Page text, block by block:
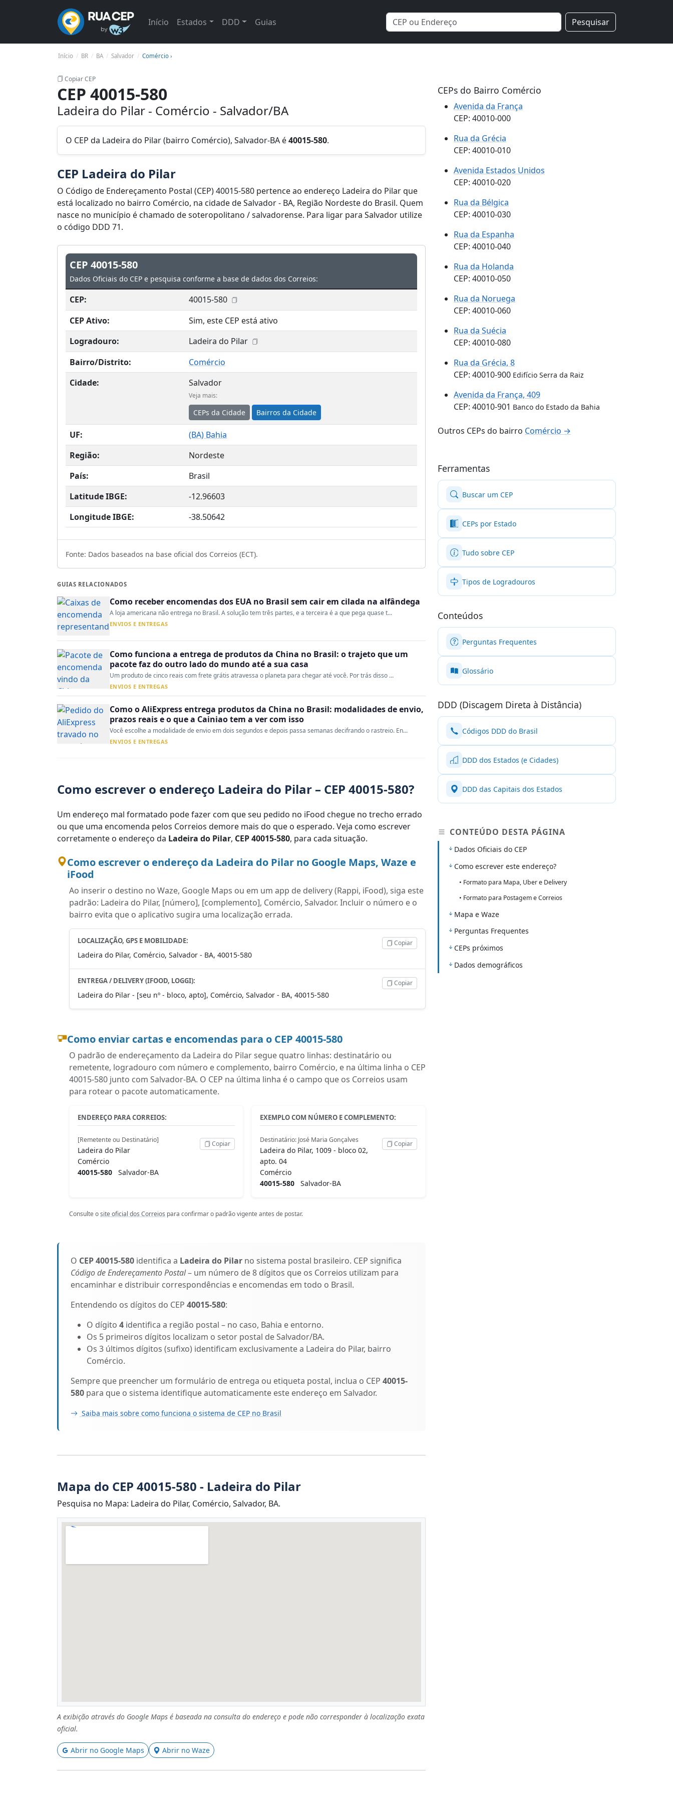
Início Estados DDD Guias Pesquisar
Início BR BA Salvador Comércio ›
Copiar CEP
CEP 40015-580
Ladeira do Pilar - Comércio - Salvador/BA
O CEP da Ladeira do Pilar (bairro Comércio), Salvador-BA é40015-580.
CEP Ladeira do Pilar
O Código de Endereçamento Postal (CEP) 40015-580 pertence ao endereço Ladeira do Pilar que
está localizado no bairro Comércio, na cidade de Salvador - BA, Região Nordeste do Brasil. Quem
nasce no município é chamado de soteropolitano / salvadorense. Para ligar para Salvador utilize
o código DDD 71.
CEP 40015-580
Dados Oficiais do CEP e pesquisa conforme a base de dados dos Correios:
CEP:
40015-580
CEP Ativo:
Sim, este CEP está ativo
Logradouro:
Ladeira do Pilar
Bairro/Distrito:
Comércio
Cidade:
Salvador
Veja mais:
CEPs da Cidade Bairros da Cidade
UF: (BA) Bahia
Região:
Nordeste
País:
Brasil
Latitude IBGE:
-12.96603
Longitude IBGE:
-38.50642
Fonte: Dados baseados na base oficial dos Correios (ECT).
GUIAS RELACIONADOS
Como receber encomendas dos EUA no Brasil sem cair em cilada na alfândega
A loja americana não entrega no Brasil. A solução tem três partes, e a terceira é a que pega quase t...
ENVIOS E ENTREGAS
Como funciona a entrega de produtos da China no Brasil: o trajeto que um
pacote faz do outro lado do mundo até a sua casa
Um produto de cinco reais com frete grátis atravessa o planeta para chegar até você. Por trás disso ...
ENVIOS E ENTREGAS
Como o AliExpress entrega produtos da China no Brasil: modalidades de envio,
prazos reais e o que a Cainiao tem a ver com isso
Você escolhe a modalidade de envio em dois segundos e depois passa semanas decifrando o rastreio. En...
ENVIOS E ENTREGAS
Como escrever o endereço Ladeira do Pilar – CEP 40015-580?
Um endereço mal formatado pode fazer com que seu pedido no iFood chegue no trecho errado
ou que uma encomenda pelos Correios demore mais do que o esperado. Veja como escrever
corretamente o endereço da Ladeira do Pilar, CEP 40015-580, para cada situação.
Como escrever o endereço da Ladeira do Pilar no Google Maps, Waze e
iFood
Ao inserir o destino no Waze, Google Maps ou em um app de delivery (Rappi, iFood), siga este
padrão: Ladeira do Pilar, [número], [complemento], Comércio, Salvador. Incluir o número e o
bairro evita que o aplicativo sugira uma localização errada.
LOCALIZAÇÃO, GPS E MOBILIDADE:
Ladeira do Pilar, Comércio, Salvador - BA, 40015-580
Copiar
ENTREGA / DELIVERY (IFOOD, LOGGI):
Ladeira do Pilar - [seu nº - bloco, apto], Comércio, Salvador - BA, 40015-580
Copiar
Como enviar cartas e encomendas para o CEP 40015-580
O padrão de endereçamento da Ladeira do Pilar segue quatro linhas: destinatário ou
remetente, logradouro com número e complemento, bairro Comércio, e na última linha o CEP
40015-580 junto com Salvador-BA. O CEP na última linha é o campo que os Correios usam
para rotear o pacote automaticamente.
ENDEREÇO PARA CORREIOS:
[Remetente ou Destinatário]
Ladeira do Pilar
Comércio
40015-580 Salvador-BA
Copiar
EXEMPLO COM NÚMERO E COMPLEMENTO:
Destinatário: José Maria Gonçalves
Ladeira do Pilar, 1009 - bloco 02,
apto. 04
Comércio
40015-580 Salvador-BA
Copiar
Consulte osite oficial dos Correios para confirmar o padrão vigente antes de postar.
O CEP 40015-580 identifica a Ladeira do Pilar no sistema postal brasileiro. CEP significa
Código de Endereçamento Postal– um número de 8 dígitos que os Correios utilizam para
encaminhar e distribuir correspondências e encomendas em todo o Brasil.
Entendendo os dígitos do CEP 40015-580:
O dígito 4 identifica a região postal – no caso, Bahia e entorno.
Os 5 primeiros dígitos localizam o setor postal de Salvador/BA.
Os 3 últimos dígitos (sufixo) identificam exclusivamente a Ladeira do Pilar, bairro
Comércio.
Sempre que preencher um formulário de entrega ou etiqueta postal, inclua o CEP 40015-
580 para que o sistema identifique automaticamente este endereço em Salvador.
Saiba mais sobre como funciona o sistema de CEP no Brasil
Mapa do CEP 40015-580 - Ladeira do Pilar
Pesquisa no Mapa: Ladeira do Pilar, Comércio, Salvador, BA.
A exibição através do Google Maps é baseada na consulta do endereço e pode não corresponder à localização exata
oficial.
Abrir no Google Maps Abrir no Waze
CEPs do Bairro Comércio
Avenida da França
CEP: 40010-000
Rua da Grécia
CEP: 40010-010
Avenida Estados Unidos
CEP: 40010-020
Rua da Bélgica
CEP: 40010-030
Rua da Espanha
CEP: 40010-040
Rua da Holanda
CEP: 40010-050
Rua da Noruega
CEP: 40010-060
Rua da Suécia
CEP: 40010-080
Rua da Grécia, 8
CEP: 40010-900 Edifício Serra da Raiz
Avenida da França, 409
CEP: 40010-901 Banco do Estado da Bahia
Outros CEPs do bairro Comércio →
Ferramentas
Buscar um CEP
CEPs por Estado
Tudo sobre CEP
Tipos de Logradouros
Conteúdos
Perguntas Frequentes
Glossário
DDD (Discagem Direta à Distância)
Códigos DDD do Brasil
DDD dos Estados (e Cidades)
DDD das Capitais dos Estados
CONTEÚDO DESTA PÁGINA
Dados Oficiais do CEP
Como escrever este endereço?
• Formato para Mapa, Uber e Delivery
• Formato para Postagem e Correios
Mapa e Waze
Perguntas Frequentes
CEPs próximos
Dados demográficos